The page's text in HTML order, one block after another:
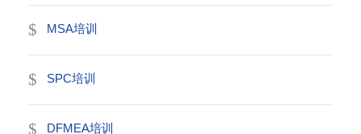
MSA培训
SPC培训
DFMEA培训